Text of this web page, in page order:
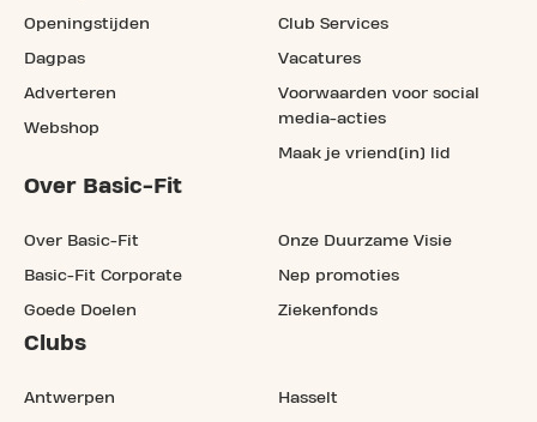
Openingstijden
Dagpas
Adverteren
Webshop
Club Services
Vacatures
Voorwaarden voor social
media-acties
Maak je vriend(in) lid
Over Basic-Fit
Over Basic-Fit
Basic-Fit Corporate
Goede Doelen
Onze Duurzame Visie
Nep promoties
Ziekenfonds
Clubs
Antwerpen Hasselt